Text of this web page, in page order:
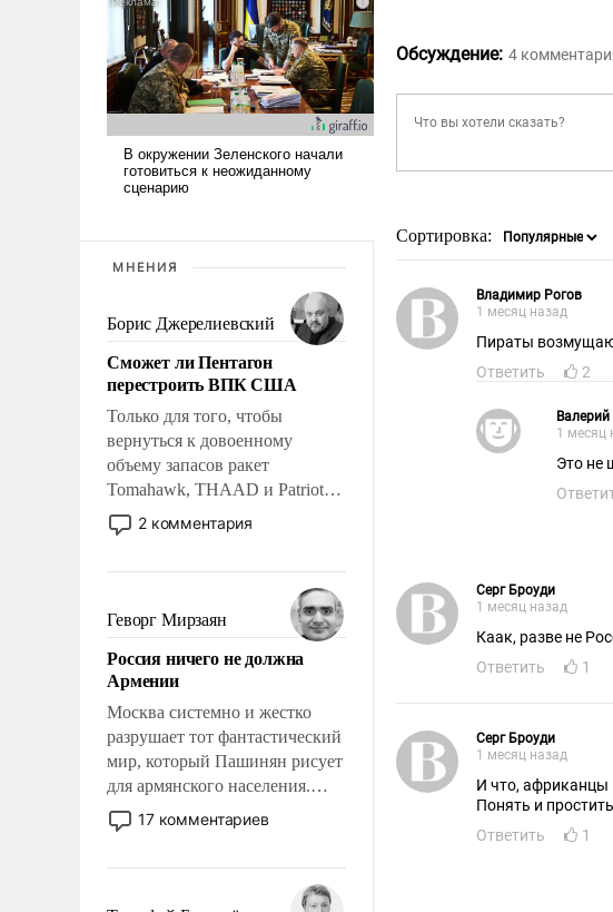
МНЕНИЯ
Борис Джерелиевский
Сможет ли Пентагон
перестроить ВПК США
Только для того, чтобы
вернуться к довоенному
объему запасов ракет
Tomahawk, THAAD и Patriot
США потребуется более трех
лет. Даже небольшая война с
Сложившаяся ситуация
означает многолетний период
уязвимости США, например,
перед Китаем.
2 комментария
Геворг Мирзаян
Россия ничего не должна
Армении
Москва системно и жестко
разрушает тот фантастический
мир, который Пашинян рисует
для армянского населения.
Мир, где политические
прожекты будут безусловно
налогоплательщиков и где
17 комментариев
Обсуждение: 4
Сортировка:
Владимир Рогов
1 месяц назад
Пираты
Ответить
2
1 месяц
Серг Броуди
1 месяц назад
Каак, разве не
Ответить
1
Серг Броуди
1 месяц назад
И что, африканцы
Понять и простить
Ответить
1